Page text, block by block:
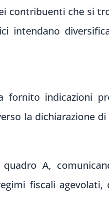
contribuenti che si
intendano
fornito indicazioni
la dichiarazione di
A,
fiscali agevolati,